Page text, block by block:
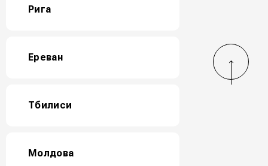
Рига
Ереван
Тбилиси
Молдова